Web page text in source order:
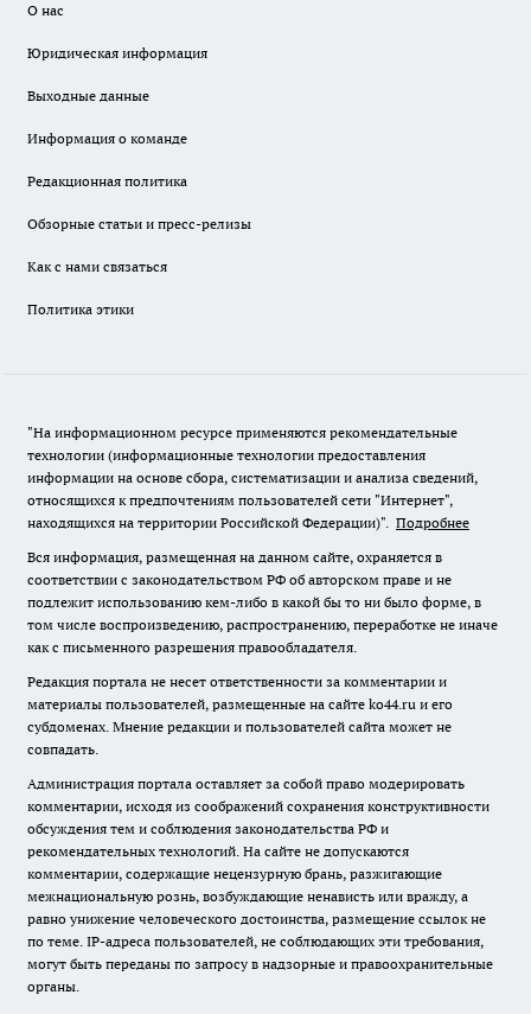
О нас
Юридическая информация
Выходные данные
Информация о команде
Редакционная политика
Обзорные статьи и пресс-релизы
Как с нами связаться
Политика этики
"На информационном ресурсе применяются рекомендательные
технологии (информационные технологии предоставления
информации на основе сбора, систематизации и анализа сведений,
относящихся к предпочтениям пользователей сети "Интернет",
находящихся на территории Российской Федерации)". Подробнее
Вся информация, размещенная на данном сайте, охраняется в
соответствии с законодательством РФ об авторском праве и не
подлежит использованию кем-либо в какой бы то ни было форме, в
том числе воспроизведению, распространению, переработке не иначе
как с письменного разрешения правообладателя.
Редакция портала не несет ответственности за комментарии и
материалы пользователей, размещенные на сайте ko44.ru и его
субдоменах. Мнение редакции и пользователей сайта может не
совпадать.
Администрация портала оставляет за собой право модерировать
комментарии, исходя из соображений сохранения конструктивности
обсуждения тем и соблюдения законодательства РФ и
рекомендательных технологий. На сайте не допускаются
комментарии, содержащие нецензурную брань, разжигающие
межнациональную рознь, возбуждающие ненависть или вражду, а
равно унижение человеческого достоинства, размещение ссылок не
по теме. IP-адреса пользователей, не соблюдающих эти требования,
могут быть переданы по запросу в надзорные и правоохранительные
органы.